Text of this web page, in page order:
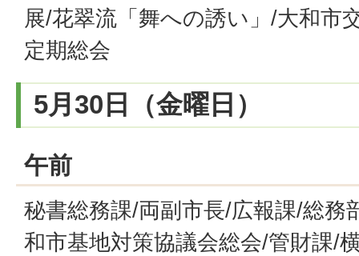
展/花翠流「舞への誘い」/大和市
定期総会
5月30日（金曜日）
午前
秘書総務課/両副市長/広報課/総務
和市基地対策協議会総会/管財課/